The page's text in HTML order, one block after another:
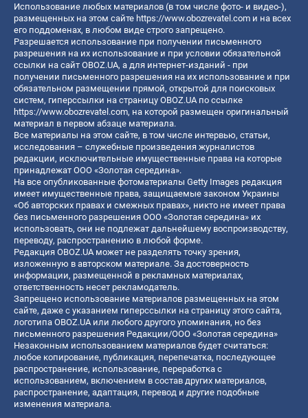
Использование любых материалов (в том числе фото- и видео-),
размещенных на этом сайте https://www.obozrevatel.com и на всех
его поддоменах, в любом виде строго запрещено.
Разрешается использование при получении письменного
разрешения на их использование и при условии обязательной
ссылки на сайт OBOZ.UA, а для интернет-изданий - при
получении письменного разрешения на их использование и при
обязательном размещении прямой, открытой для поисковых
систем, гиперссылки на страницу OBOZ.UA по ссылке
https://www.obozrevatel.com, на которой размещен оригинальный
материал в первом абзаце материала.
Все материалы на этом сайте, в том числе интервью, статьи,
исследования – служебные произведения журналистов
редакции, исключительные имущественные права на которые
принадлежат ООО «Золотая середина».
На все опубликованные фотоматериалы Getty Images редакция
имеет имущественные права, защищаемые законом Украины
«Об авторских правах и смежных правах», никто не имеет права
без письменного разрешения ООО «Золотая середина» их
использовать, они не подлежат дальнейшему воспроизводству,
переводу, распространению в любой форме.
Редакция OBOZ.UA может не разделять точку зрения,
изложенную в авторском материале. За достоверность
информации, размещенной в рекламных материалах,
ответственность несет рекламодатель.
Запрещено использование материалов размещенных на этом
сайте, даже с указанием гиперссылки на страницу этого сайта,
логотипа OBOZ.UA или любого другого упоминания, но без
письменного разрешения Редакции/ООО «Золотая середина»
Незаконным использованием материалов будет считаться:
любое копирование, публикация, перепечатка, последующее
распространение, использование, переработка с
использованием, включением в состав других материалов,
распространение, адаптация, перевод и другие подобные
изменения материала.